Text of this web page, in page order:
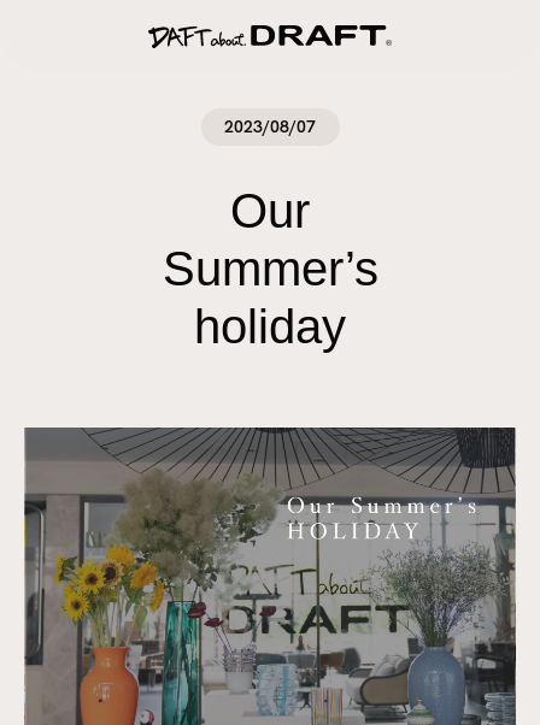
2023/08/07
Our
Summer’s
holiday